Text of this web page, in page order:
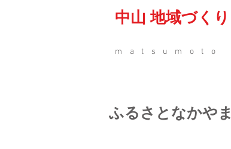
中山 地域づくり
matsumoto
ふるさとなかや